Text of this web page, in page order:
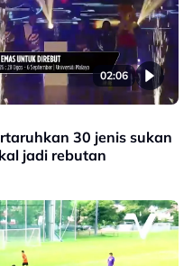
02:06
30 jenis sukan
jadi rebutan